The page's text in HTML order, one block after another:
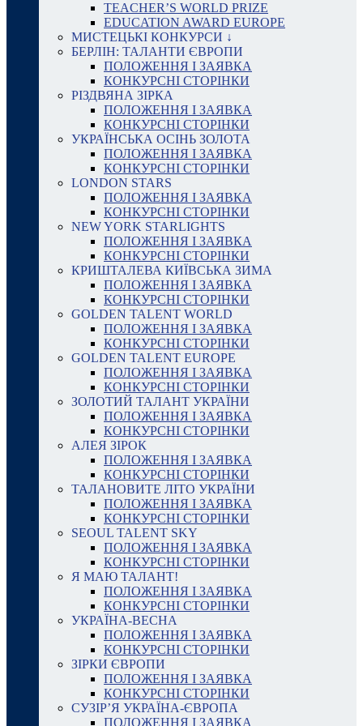
TEACHER’S WORLD PRIZE
EDUCATION AWARD EUROPE
МИСТЕЦЬКІ КОНКУРСИ ↓
БЕРЛІН: ТАЛАНТИ ЄВРОПИ
ПОЛОЖЕННЯ І ЗАЯВКА
КОНКУРСНІ СТОРІНКИ
РІЗДВЯНА ЗІРКА
ПОЛОЖЕННЯ І ЗАЯВКА
КОНКУРСНІ СТОРІНКИ
УКРАЇНСЬКА ОСІНЬ ЗОЛОТА
ПОЛОЖЕННЯ І ЗАЯВКА
КОНКУРСНІ СТОРІНКИ
LONDON STARS
ПОЛОЖЕННЯ І ЗАЯВКА
КОНКУРСНІ СТОРІНКИ
NEW YORK STARLIGHTS
ПОЛОЖЕННЯ І ЗАЯВКА
КОНКУРСНІ СТОРІНКИ
КРИШТАЛЕВА КИЇВСЬКА ЗИМА
ПОЛОЖЕННЯ І ЗАЯВКА
КОНКУРСНІ СТОРІНКИ
GOLDEN TALENT WORLD
ПОЛОЖЕННЯ І ЗАЯВКА
КОНКУРСНІ СТОРІНКИ
GOLDEN TALENT EUROPE
ПОЛОЖЕННЯ І ЗАЯВКА
КОНКУРСНІ СТОРІНКИ
ЗОЛОТИЙ ТАЛАНТ УКРАЇНИ
ПОЛОЖЕННЯ І ЗАЯВКА
КОНКУРСНІ СТОРІНКИ
АЛЕЯ ЗІРОК
ПОЛОЖЕННЯ І ЗАЯВКА
КОНКУРСНІ СТОРІНКИ
ТАЛАНОВИТЕ ЛІТО УКРАЇНИ
ПОЛОЖЕННЯ І ЗАЯВКА
КОНКУРСНІ СТОРІНКИ
SEOUL TALENT SKY
ПОЛОЖЕННЯ І ЗАЯВКА
КОНКУРСНІ СТОРІНКИ
Я МАЮ ТАЛАНТ!
ПОЛОЖЕННЯ І ЗАЯВКА
КОНКУРСНІ СТОРІНКИ
УКРАЇНА-ВЕСНА
ПОЛОЖЕННЯ І ЗАЯВКА
КОНКУРСНІ СТОРІНКИ
ЗІРКИ ЄВРОПИ
ПОЛОЖЕННЯ І ЗАЯВКА
КОНКУРСНІ СТОРІНКИ
СУЗІР’Я УКРАЇНА-ЄВРОПА
ПОЛОЖЕННЯ І ЗАЯВКА